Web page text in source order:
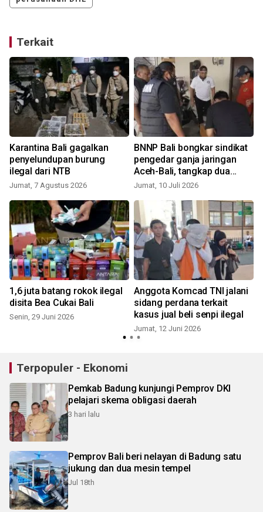
Terkait
Karantina Bali gagalkan
penyelundupan burung
ilegal dari NTB
Jumat, 7 Agustus 2026
BNNP Bali bongkar sindikat
pengedar ganja jaringan
Aceh-Bali, tangkap dua
tersangka
Jumat, 10 Juli 2026
1,6 juta batang rokok ilegal
disita Bea Cukai Bali
Senin, 29 Juni 2026
Anggota Komcad TNI jalani
sidang perdana terkait
kasus jual beli senpi ilegal
Jumat, 12 Juni 2026
Terpopuler - Ekonomi
Pemkab Badung kunjungi Pemprov DKI
pelajari skema obligasi daerah
3 hari lalu
Pemprov Bali beri nelayan di Badung satu
jukung dan dua mesin tempel
Jul 18th